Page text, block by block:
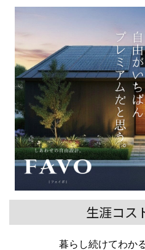
生涯コス
暮らし続けてわかる